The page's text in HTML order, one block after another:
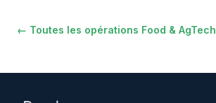
← Toutes les opérations Food & AgTech